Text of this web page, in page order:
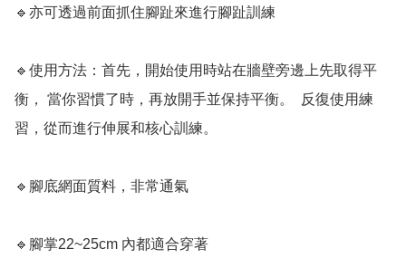
🔹亦可透過前面抓住腳趾來進行腳趾訓練
🔹使用方法：首先，開始使用時站在牆壁旁邊上先取得平
衡， 當你習慣了時，再放開手並保持平衡。  反復使用練
習，從而進行伸展和核心訓練。
🔹腳底網面質料，非常通氣
🔹腳掌22~25cm 內都適合穿著